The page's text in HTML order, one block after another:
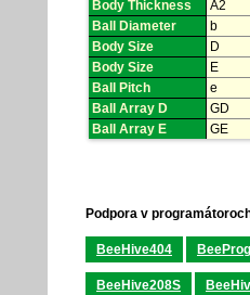
Body Thickness
A2
Ball Diameter
b
Body Size
D
Body Size
E
Ball Pitch
e
Ball Array D
GD
Ball Array E
GE
Podpora v
BeeHive404
BeeHive208S